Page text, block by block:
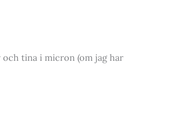
tina i micron (om jag har